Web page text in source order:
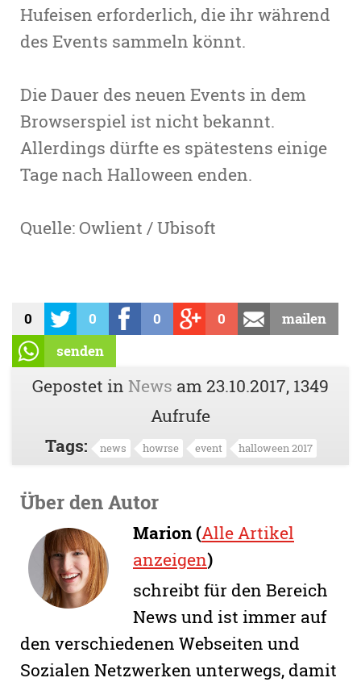
Hufeisen erforderlich, die ihr während
des Events sammeln könnt.
Die Dauer des neuen Events in dem
Browserspiel ist nicht bekannt.
Allerdings dürfte es spätestens einige
Tage nach Halloween enden.
Quelle: Owlient / Ubisoft
0 0 0 0
mailen
senden
Gepostet in News am 23.10.2017, 1349
Aufrufe
Tags:
news howrse event halloween 2017
Über den Autor
Marion (Alle Artikel
anzeigen)
schreibt für den Bereich
News und ist immer auf
den verschiedenen Webseiten und
Sozialen Netzwerken unterwegs, damit